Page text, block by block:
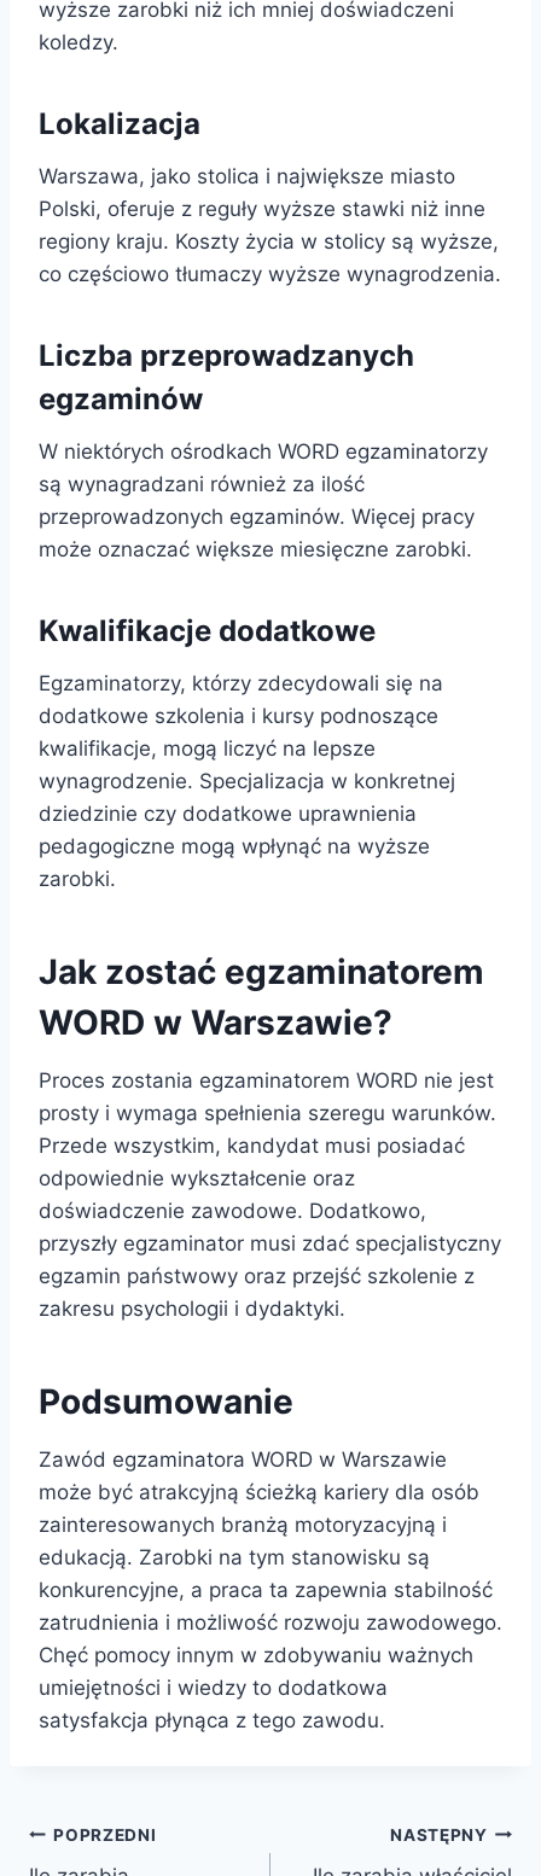
wyższe zarobki niż ich mniej doświadczeni
koledzy.
Lokalizacja
Warszawa, jako stolica i największe miasto
Polski, oferuje z reguły wyższe stawki niż inne
regiony kraju. Koszty życia w stolicy są wyższe,
co częściowo tłumaczy wyższe wynagrodzenia.
Liczba przeprowadzanych
egzaminów
W niektórych ośrodkach WORD egzaminatorzy
są wynagradzani również za ilość
przeprowadzonych egzaminów. Więcej pracy
może oznaczać większe miesięczne zarobki.
Kwalifikacje dodatkowe
Egzaminatorzy, którzy zdecydowali się na
dodatkowe szkolenia i kursy podnoszące
kwalifikacje, mogą liczyć na lepsze
wynagrodzenie. Specjalizacja w konkretnej
dziedzinie czy dodatkowe uprawnienia
pedagogiczne mogą wpłynąć na wyższe
zarobki.
Jak zostać egzaminatorem
WORD w Warszawie?
Proces zostania egzaminatorem WORD nie jest
prosty i wymaga spełnienia szeregu warunków.
Przede wszystkim, kandydat musi posiadać
odpowiednie wykształcenie oraz
doświadczenie zawodowe. Dodatkowo,
przyszły egzaminator musi zdać specjalistyczny
egzamin państwowy oraz przejść szkolenie z
zakresu psychologii i dydaktyki.
Podsumowanie
Zawód egzaminatora WORD w Warszawie
może być atrakcyjną ścieżką kariery dla osób
zainteresowanych branżą motoryzacyjną i
edukacją. Zarobki na tym stanowisku są
konkurencyjne, a praca ta zapewnia stabilność
zatrudnienia i możliwość rozwoju zawodowego.
Chęć pomocy innym w zdobywaniu ważnych
umiejętności i wiedzy to dodatkowa
satysfakcja płynąca z tego zawodu.
Nawigacja
POPRZEDNI NASTĘPNY